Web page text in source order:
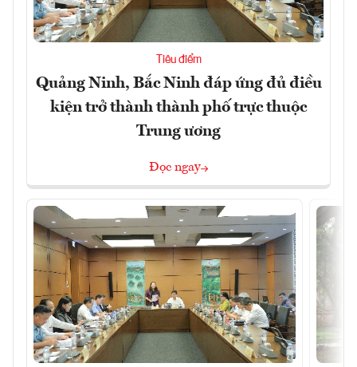
Tiêu điểm
Quảng Ninh, Bắc Ninh đáp ứng đủ điều
kiện trở thành thành phố trực thuộc
Trung ương
Đọc ngay